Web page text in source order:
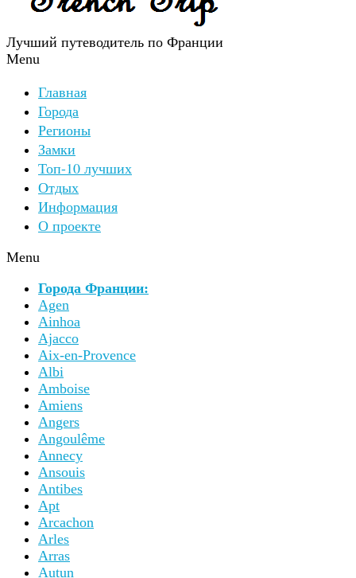
Лучший путеводитель по Франции
Menu
Главная
Города
Регионы
Замки
Топ-10 лучших
Отдых
Информация
О проекте
Menu
Города Франции:
Agen
Ainhoa
Ajacco
Aix-en-Provence
Albi
Amboise
Amiens
Angers
Angoulême
Annecy
Ansouis
Antibes
Apt
Arcachon
Arles
Arras
Autun